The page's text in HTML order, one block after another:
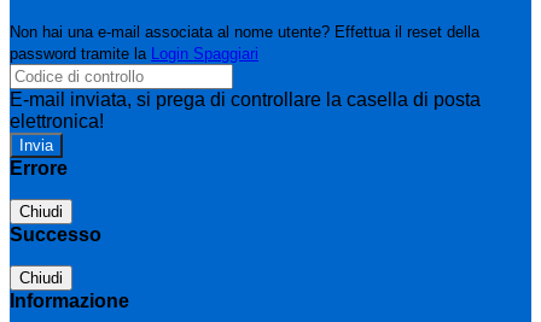
Non hai una e-mail associata al nome utente? Effettua il reset della
password tramite la Login Spaggiari
E-mail inviata, si prega di controllare la casella di posta
elettronica!
Errore
Chiudi
Successo
Chiudi
Informazione